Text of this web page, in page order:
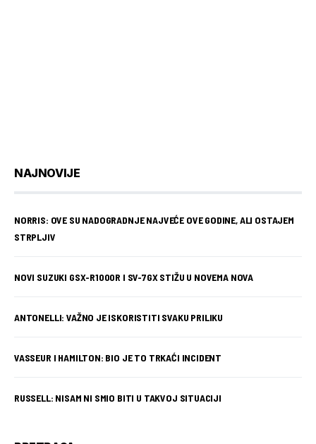
NAJNOVIJE
NORRIS: OVE SU NADOGRADNJE NAJVEĆE OVE GODINE, ALI OSTAJEM
STRPLJIV
NOVI SUZUKI GSX-R1000R I SV-7GX STIŽU U NOVEMA NOVA
ANTONELLI: VAŽNO JE ISKORISTITI SVAKU PRILIKU
VASSEUR I HAMILTON: BIO JE TO TRKAĆI INCIDENT
RUSSELL: NISAM NI SMIO BITI U TAKVOJ SITUACIJI